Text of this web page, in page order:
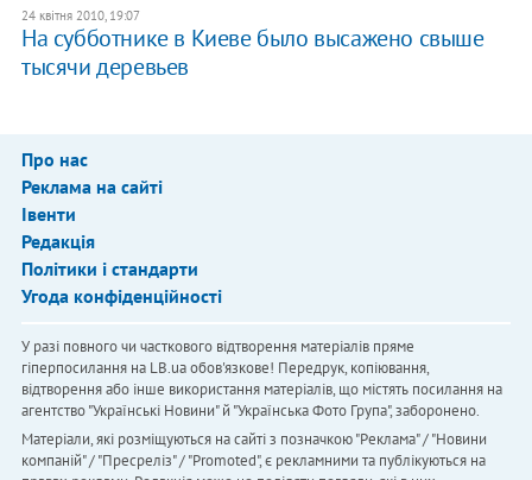
24 квітня 2010, 19:07
На субботнике в Киеве было высажено свыше
тысячи деревьев
Про нас
Реклама на сайті
Івенти
Редакція
Політики і стандарти
Угода конфіденційності
У разі повного чи часткового відтворення матеріалів пряме
гіперпосилання на LB.ua обов'язкове! Передрук, копіювання,
відтворення або інше використання матеріалів, що містять посилання на
агентство "Українськi Новини" й "Українська Фото Група", заборонено.
Матеріали, які розміщуються на сайті з позначкою "Реклама" / "Новини
компаній" / "Пресреліз" / "Promoted", є рекламними та публікуються на